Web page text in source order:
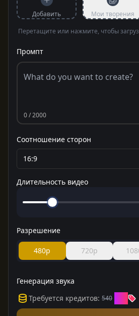
Добавить
Мои творения
Перетащите или нажмите, чтобы
Промпт
0/ 2000
Соотношение сторон
16:9
Длительность видео
Разрешение
480p 720p
Генерация звука
Требуется кредитов: 540